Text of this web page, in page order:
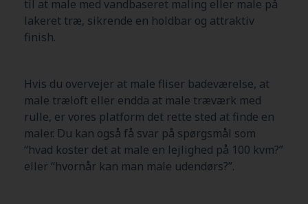
til at male med vandbaseret maling eller male på
lakeret træ, sikrende en holdbar og attraktiv
finish.
Hvis du overvejer at male fliser badeværelse, at
male træloft eller endda at male træværk med
rulle, er vores platform det rette sted at finde en
maler. Du kan også få svar på spørgsmål som
“hvad koster det at male en lejlighed på 100 kvm?”
eller “hvornår kan man male udendørs?”.